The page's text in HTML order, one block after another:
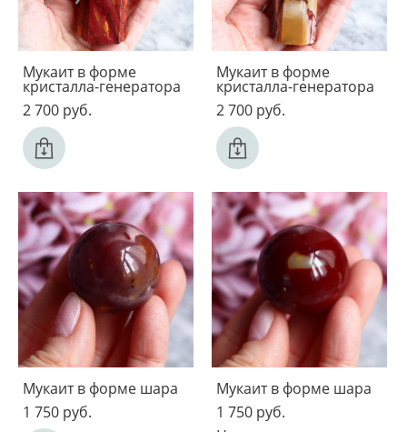
Мукаит в форме
кристалла-генератора
2 700 pуб.
Мукаит в форме
кристалла-генератора
2 700 pуб.
Мукаит в форме шара
1 750 pуб.
Мукаит в форме шара
1 750 pуб.